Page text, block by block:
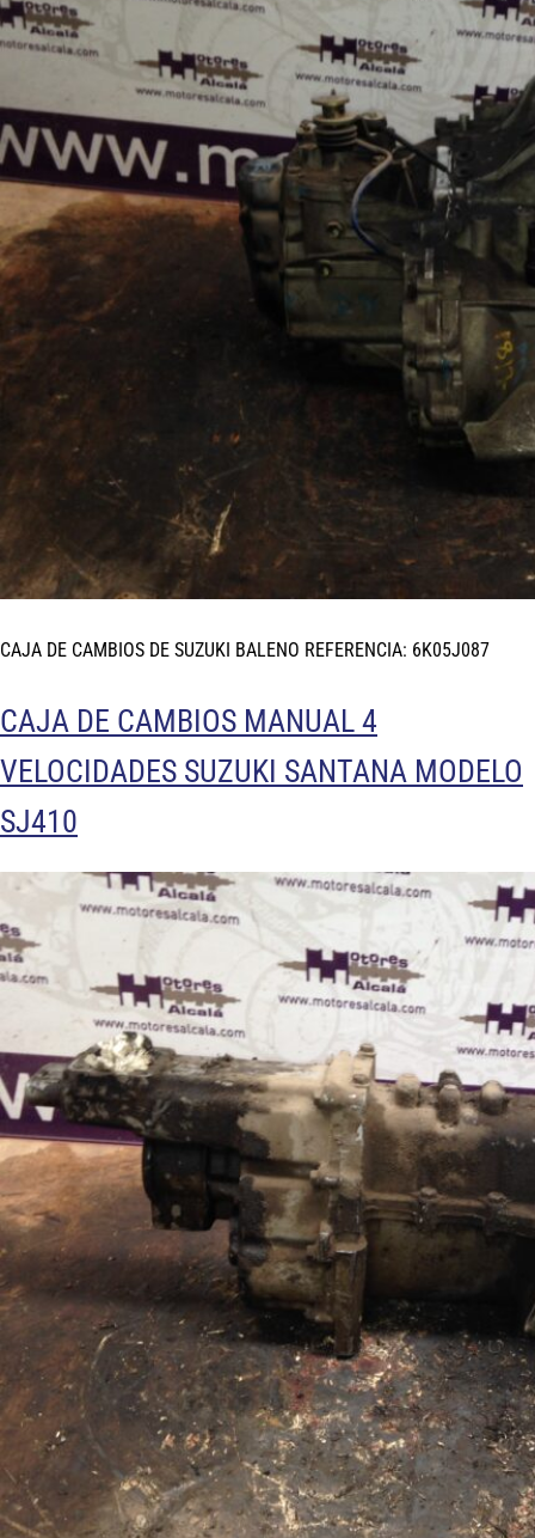
CAJA DE CAMBIOS DE SUZUKI BALENO REFERENCIA: 6K05J087
CAJA DE CAMBIOS MANUAL 4
VELOCIDADES SUZUKI SANTANA MODELO
SJ410